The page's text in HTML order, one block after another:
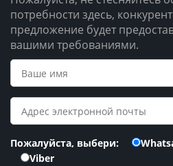
потребности здесь,
предложение будет
вашими требованиями.
Пожалуйста, выбери:
Viber